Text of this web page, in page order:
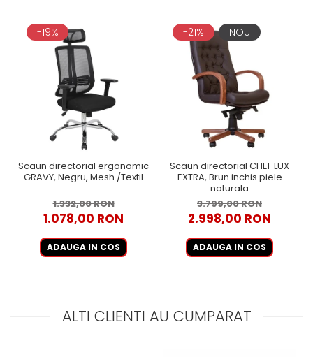
-19%
Scaun directorial ergonomic
GRAVY, Negru, Mesh /Textil
1.332,00 RON
1.078,00 RON
ADAUGA IN COS
-21% NOU
Scaun directorial CHEF LUX
EXTRA, Brun inchis piele
naturala
3.799,00 RON
2.998,00 RON
ADAUGA IN COS
ALTI CLIENTI AU CUMPARAT